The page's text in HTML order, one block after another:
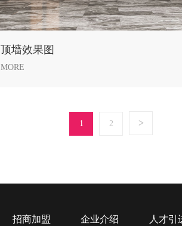
顶墙效果图
MORE
1 2 >
招商加盟 企业介绍 人才引